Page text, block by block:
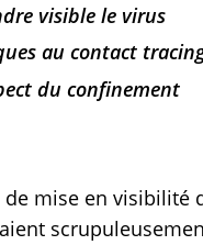
visible le virus
au contact
du confinement
mise en visibilité